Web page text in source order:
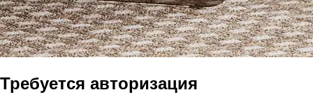
Требуется авторизация